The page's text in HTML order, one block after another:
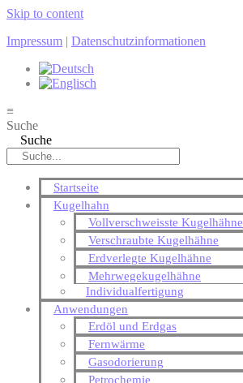
Skip to content
Impressum | Datenschutzinformationen
≡
Suche
Suche
Startseite
Kugelhahn
Vollverschweisste Kugelhähne
Verschraubte Kugelhähne
Erdverlegte Kugelhähne
Mehrwegekugelhähne
Individualfertigung
Anwendungen
Erdöl und Erdgas
Fernwärme
Gasodorierung
Petrochemie